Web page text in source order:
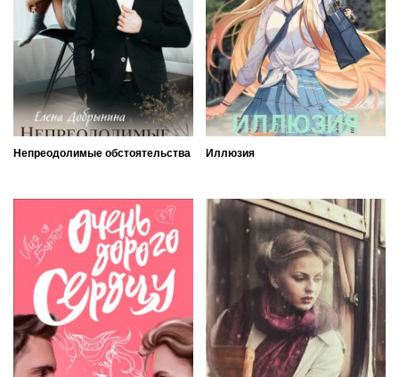
Непреодолимые обстоятельства Иллюзия